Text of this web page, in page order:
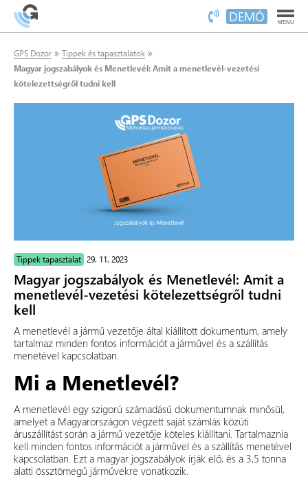
DEMÓ MENU
GPS Dozor
Tippek és tapasztalatok
Magyar jogszabályok és Menetlevél: Amit a menetlevél-vezetési
kötelezettségről tudni kell
Tippek tapasztalat 29. 11. 2023
Magyar jogszabályok és Menetlevél: Amit a
menetlevél-vezetési kötelezettségről tudni
kell
A menetlevél a jármű vezetője által kiállított dokumentum, amely
tartalmaz minden fontos információt a járművel és a szállítás
menetével kapcsolatban.
Mi a Menetlevél?
A menetlevél egy szigorú számadású dokumentumnak minősül,
amelyet a Magyarországon végzett saját számlás közúti
áruszállítást során a jármű vezetője köteles kiállítani. Tartalmaznia
kell minden fontos információt a járművel és a szállítás menetével
kapcsolatban. Ezt a magyar jogszabályok írják elő, és a 3,5 tonna
alatti össztömegű járművekre vonatkozik.